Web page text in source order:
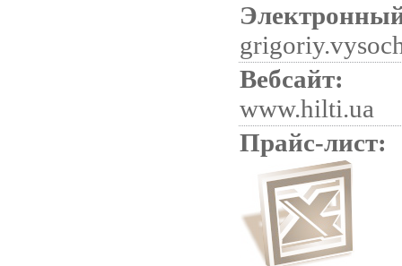
Вебсайт:
www.hilti.ua
Прайс-лист: